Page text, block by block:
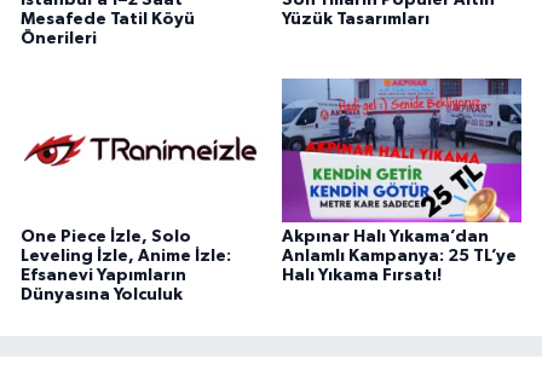
Mesafede Tatil Köyü
Önerileri
Yüzük Tasarımları
One Piece İzle, Solo
Leveling İzle, Anime İzle:
Efsanevi Yapımların
Dünyasına Yolculuk
Akpınar Halı Yıkama’dan
Anlamlı Kampanya: 25 TL’ye
Halı Yıkama Fırsatı!